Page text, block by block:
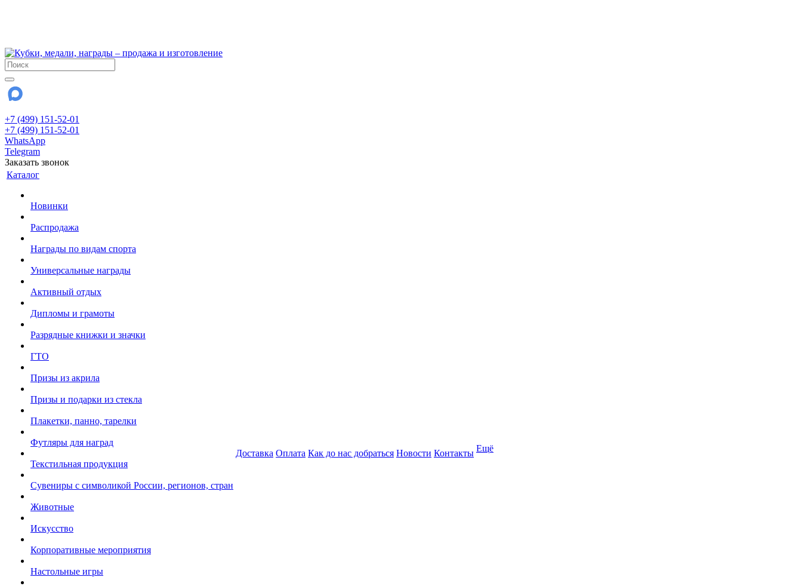
+7 (499) 151-52-01
+7 (499) 151-52-01
WhatsApp
Telegram
Заказать звонок
Каталог
Новинки
Распродажа
Награды по видам спорта
Универсальные награды
Активный отдых
Дипломы и грамоты
Разрядные книжки и значки
ГТО
Призы из акрила
Призы и подарки из стекла
Плакетки, панно, тарелки
Футляры для наград
Текстильная продукция
Сувениры с символикой России, регионов, стран
Животные
Искусство
Корпоративные мероприятия
Настольные игры
Доставка Оплата Как до нас добраться Новости Контакты Ещё